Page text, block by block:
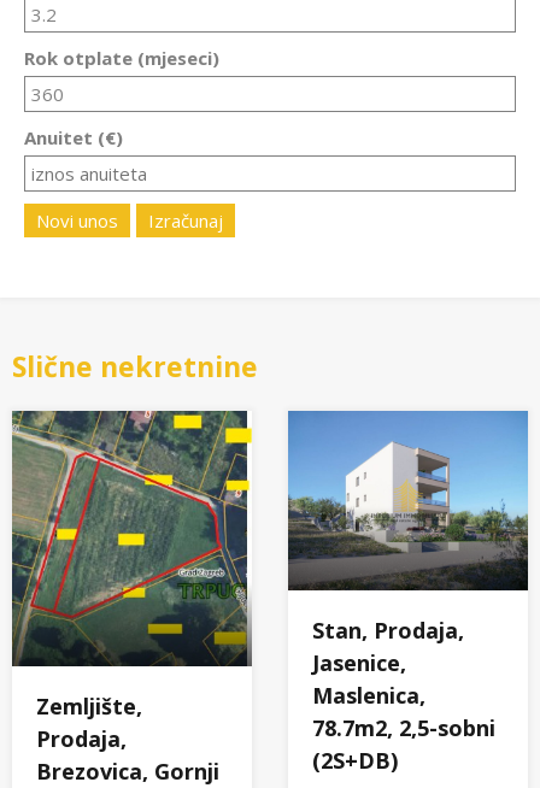
Rok otplate (mjeseci)
Anuitet (€)
Novi unos Izračunaj
Slične nekretnine
Zemljište,
Prodaja,
Brezovica, Gornji
Stan, Prodaja,
Jasenice,
Maslenica,
78.7m2, 2,5-sobni
(2S+DB)